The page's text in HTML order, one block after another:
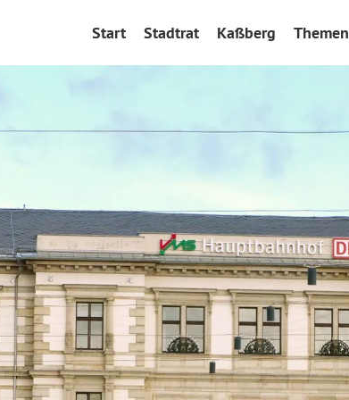
Start Stadtrat Kaßberg Themen